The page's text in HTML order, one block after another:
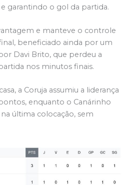
garantindo o gol da partida.
e manteve o controle
beneficiado ainda por um
Davi Brito, que perdeu a
nos minutos finais.
a Coruja assumiu a liderança
enquanto o Canárinho
última colocação, sem